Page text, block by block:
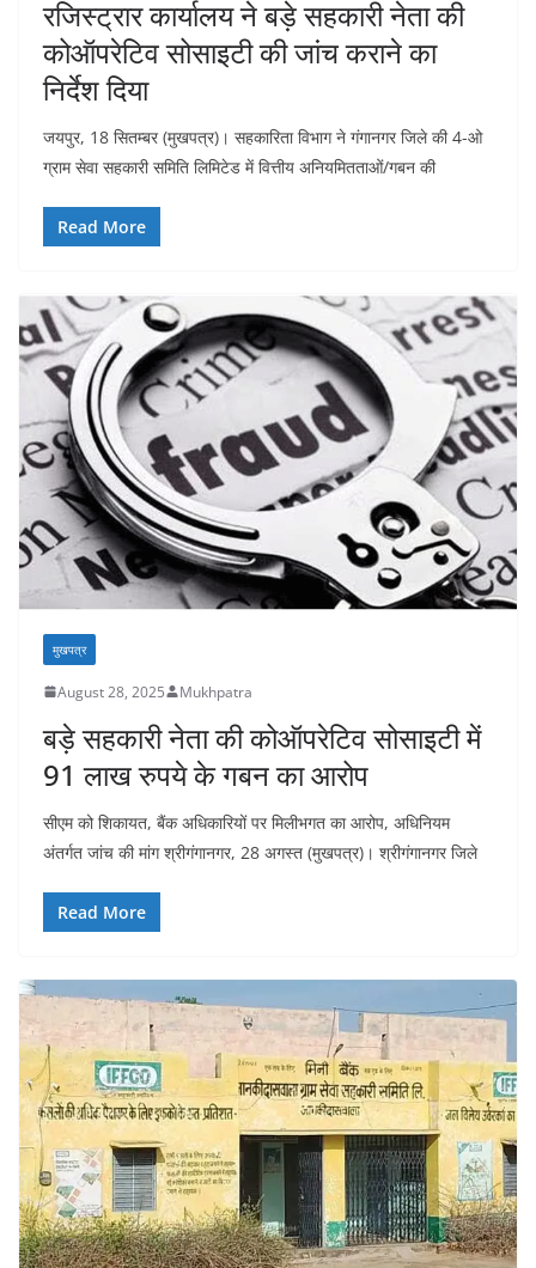
रजिस्ट्रार कार्यालय ने बड़े सहकारी नेता की
कोऑपरेटिव सोसाइटी की जांच कराने का
निर्देश दिया
जयपुर, 18 सितम्बर (मुखपत्र)। सहकारिता विभाग ने गंगानगर जिले की 4-ओ
ग्राम सेवा सहकारी समिति लिमिटेड में वित्तीय अनियमितताओं/गबन की
Read More
मुखपत्र
August 28, 2025 Mukhpatra
बड़े सहकारी नेता की कोऑपरेटिव सोसाइटी में
91 लाख रुपये के गबन का आरोप
सीएम को शिकायत, बैंक अधिकारियों पर मिलीभगत का आरोप, अधिनियम
अंतर्गत जांच की मांग श्रीगंगानगर, 28 अगस्त (मुखपत्र)। श्रीगंगानगर जिले
Read More